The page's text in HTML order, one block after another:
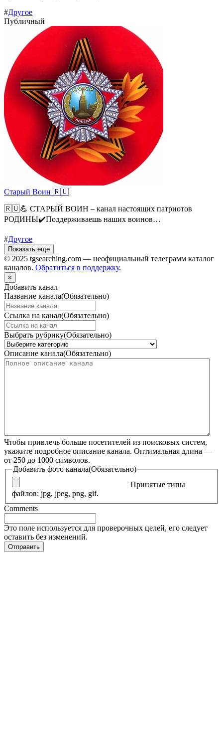
#Другое
Публичный
Старый Воин 🇷🇺
🇷🇺💪 СТАРЫЙ ВОИН – канал настоящих патриотов
РОДИНЫ✔️Поддерживаешь наших воинов…
#Другое
Показать еще
© 2025 tgsearching.com — неофициальный телеграмм каталог
каналов. Обратиться в поддержку.
×
Добавить канал
Название канала(Обязательно)
Ссылка на канал(Обязательно)
Выбрать рубрику(Обязательно)
Описание канала(Обязательно)
Чтобы привлечь больше посетителей из поисковых систем,
укажите подробное описание канала. Оптимальная длина —
от 250 до 1000 символов.
Добавить фото канала(Обязательно)
Принятые типы
файлов: jpg, jpeg, png, gif.
Comments
Это поле используется для проверочных целей, его следует
оставить без изменений.